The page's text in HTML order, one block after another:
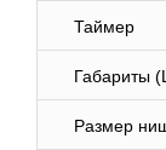
Таймер
Габариты
Размер